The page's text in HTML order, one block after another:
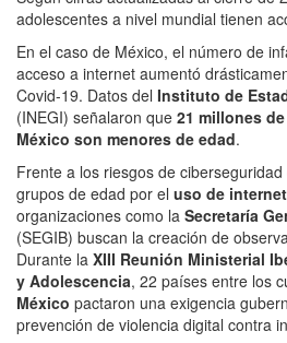
adolescentes a nivel mundial tienen
En el caso de México, el número de
acceso a internet aumentó
Covid-19. Datos del Instituto de
(INEGI) señalaron que 21 millones
México son menores de edad.
Frente a los riesgos de
grupos de edad por el uso de
organizaciones como la Secretaría
(SEGIB) buscan la creación de
Durante la XIII Reunión Ministerial
y Adolescencia, 22 países entre los
México pactaron una exigencia
prevención de violencia digital contra